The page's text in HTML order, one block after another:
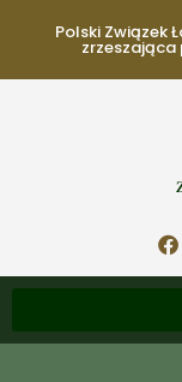
Polski Związek
zrzeszająca